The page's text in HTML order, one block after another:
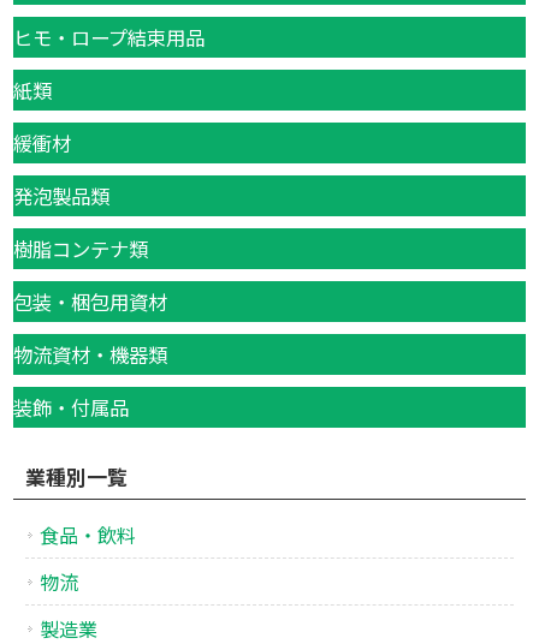
ヒモ・ロープ結束用品
紙類
緩衝材
発泡製品類
樹脂コンテナ類
包装・梱包用資材
物流資材・機器類
装飾・付属品
業種別一覧
食品・飲料
物流
製造業